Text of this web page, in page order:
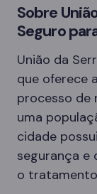
Sobre
Seguro
União da
que oferece
processo de
uma
cidade
segurança e
o